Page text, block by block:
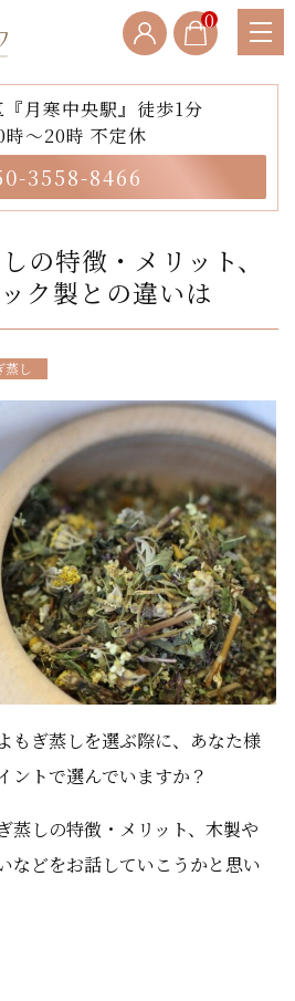
月寒中央駅』徒歩1分
時～20時 不定休
3558-8466
0
の特徴・メリット、
ク製との違いは
蒸し
もぎ蒸しを選ぶ際に、あなた様
ントで選んでいますか？
蒸しの特徴・メリット、木製や
などをお話していこうかと思い